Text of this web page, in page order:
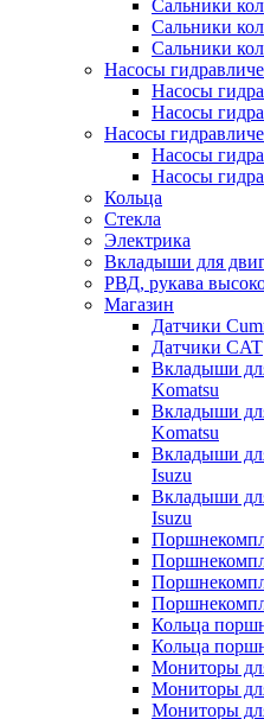
Сальники
Сальники
Сальники
Насосы
Насосы
Насосы
Насосы
Насосы
Насосы
Кольца
Стекла
Электрика
Вкладыши для
РВД, рукава
Магазин
Датчики
Датчики CAT
Вкладыши
Komatsu
Вкладыши
Komatsu
Вкладыши
Isuzu
Вкладыши
Isuzu
Кольца
Кольца
Мониторы
Мониторы
Мониторы